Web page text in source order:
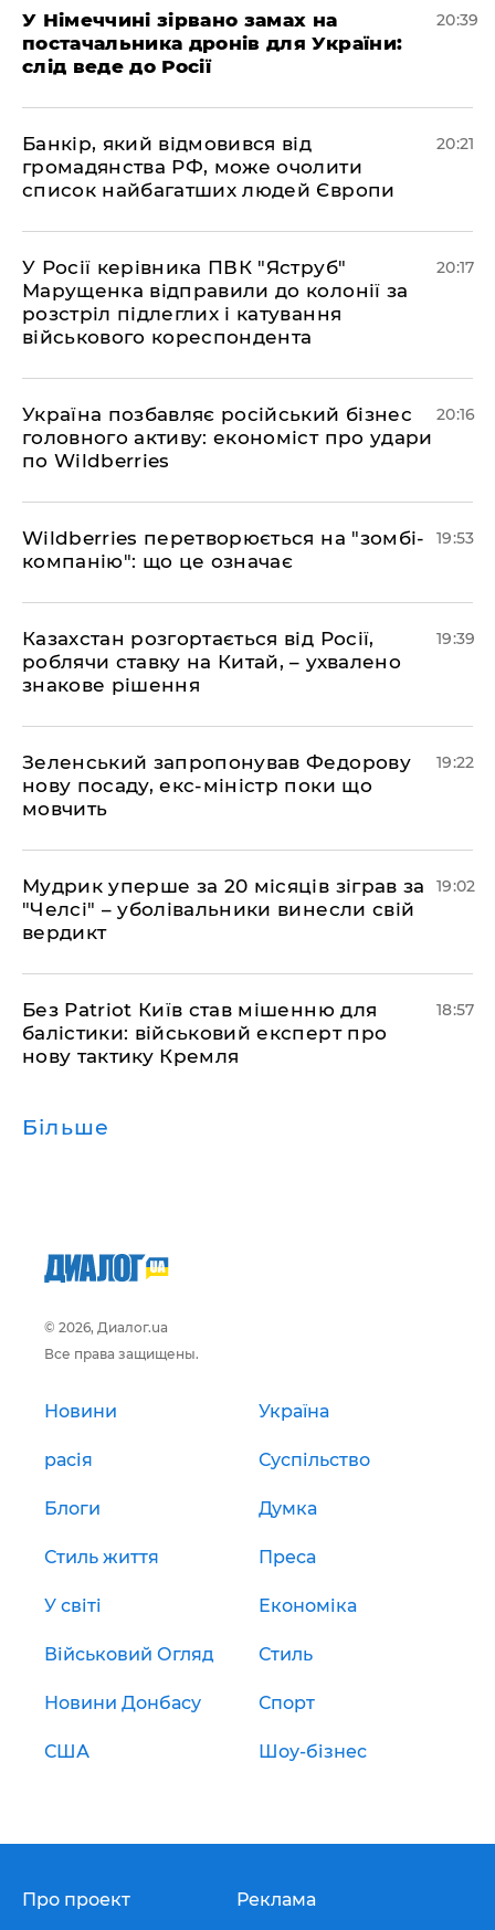
​У Німеччині зірвано замах на
постачальника дронів для України:
слід веде до Росії
20:39
​Банкір, який відмовився від
громадянства РФ, може очолити
список найбагатших людей Європи
20:21
​У Росії керівника ПВК "Яструб"
Марущенка відправили до колонії за
розстріл підлеглих і катування
військового кореспондента
20:17
​Україна позбавляє російський бізнес
головного активу: економіст про удари
по Wildberries
20:16
​Wildberries перетворюється на "зомбі-
компанію": що це означає
19:53
​Казахстан розгортається від Росії,
роблячи ставку на Китай, – ухвалено
знакове рішення
19:39
​Зеленський запропонував Федорову
нову посаду, екс-міністр поки що
мовчить
19:22
​Мудрик уперше за 20 місяців зіграв за
"Челсі" – уболівальники винесли свій
вердикт
19:02
​Без Patriot Київ став мішенню для
балістики: військовий експерт про
нову тактику Кремля
18:57
Більше
© 2026, Диалог.ua
Все права защищены.
Новини Україна
расія Суспільство
Блоги Думка
Стиль життя Преса
У світі Економіка
Військовий Огляд Стиль
Новини Донбасу Спорт
США Шоу-бізнес
Про проект Реклама